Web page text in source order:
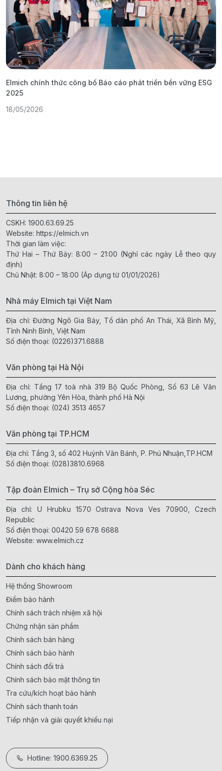
Elmich chính thức công bố Báo cáo phát triển bền vững ESG
2025
18/05/2026
Thông tin liên hệ
CSKH: 1900.63.69.25
Website: https://elmich.vn
Thời gian làm việc:
Thứ Hai – Thứ Bảy: 8:00 – 21:00 (Nghỉ các ngày Lễ theo quy
định)
Chủ Nhật: 8:00 – 18:00 (Áp dụng từ 01/01/2026)
Nhà máy Elmich tại Việt Nam
Địa chỉ: Đường Ngô Gia Bảy, Tổ dân phố An Thái, Xã Bình Mỹ,
Tỉnh Ninh Bình, Việt Nam
Số điện thoại: (0226)371.6888
Văn phòng tại Hà Nội
Địa chỉ: Tầng 17 toà nhà 319 Bộ Quốc Phòng, Số 63 Lê Văn
Lương, phường Yên Hòa, thành phố Hà Nội
Số điện thoại: (024) 3513 4657
Văn phòng tại TP.HCM
Địa chỉ: Tầng 3, số 402 Huỳnh Văn Bánh, P. Phú Nhuận,TP.HCM
Số điện thoại: (028)3810.6968
Tập đoàn Elmich – Trụ sở Cộng hòa Séc
Địa chỉ: U Hrubku 1570 Ostrava Nova Ves 70900, Czech
Republic
Số điện thoại: 00420 59 678 6688
Website: www.elmich.cz
Dành cho khách hàng
Hệ thống Showroom
Điểm bảo hành
Chính sách trách nhiệm xã hội
Chứng nhận sản phẩm
Chính sách bán hàng
Chính sách bảo hành
Chính sách đổi trả
Chính sách bảo mật thông tin
Tra cứu/kích hoạt bảo hành
Chính sách thanh toán
Tiếp nhận và giải quyết khiếu nại
Hotline: 1900.6369.25